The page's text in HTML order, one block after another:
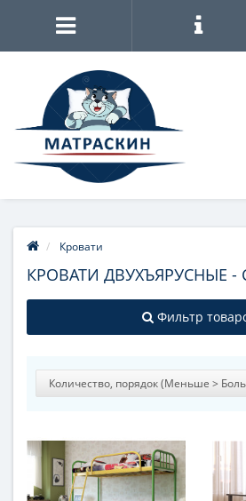
Кровати
КРОВАТИ ДВУХЪЯРУСНЫЕ -
Фильтр